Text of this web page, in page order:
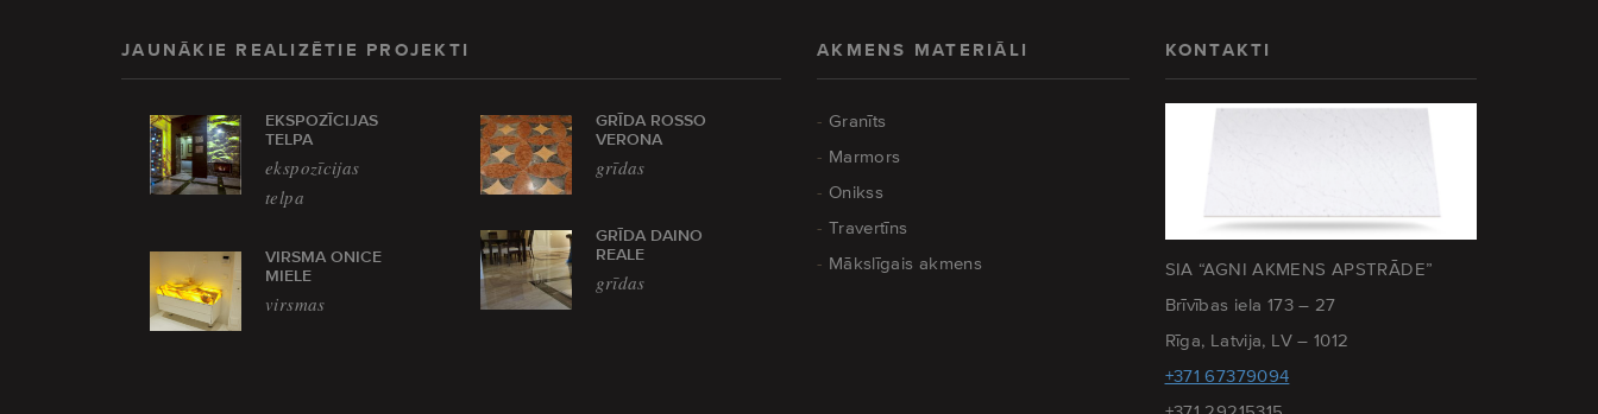
JAUNĀKIE REALIZĒTIE PROJEKTI
EKSPOZĪCIJAS
TELPA
ekspozīcijas
telpa
VIRSMA ONICE
MIELE
virsmas
GRĪDA ROSSO
VERONA
grīdas
GRĪDA DAINO
REALE
grīdas
AKMENS MATERIĀLI
Granīts
Marmors
Onikss
Travertīns
Mākslīgais akmens
KONTAKTI
SIA “AGNI AKMENS APSTRĀDE”
Brīvības iela 173 – 27
Rīga, Latvija, LV – 1012
+371 67379094